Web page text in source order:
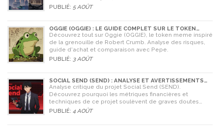
cryptomonnaies comme Bitcoin.
PUBLIÉ: 5 AOÛT
OGGIE (OGGIE) : LE GUIDE COMPLET SUR LE TOKEN
MEME DE LA GRENOUILLE
Découvrez tout sur Oggie (OGGIE), le token meme inspiré
de la grenouille de Robert Crumb. Analyse des risques,
guide d'achat et comparaison avec Pepe.
PUBLIÉ: 3 AOÛT
SOCIAL SEND (SEND) : ANALYSE ET AVERTISSEMENTS
CRITIQUES POUR 2026
Analyse critique du projet Social Send (SEND).
Découvrez pourquoi les métriques financières et
techniques de ce projet soulèvent de graves doutes
quant à sa légitimité en 2026.
PUBLIÉ: 4 AOÛT